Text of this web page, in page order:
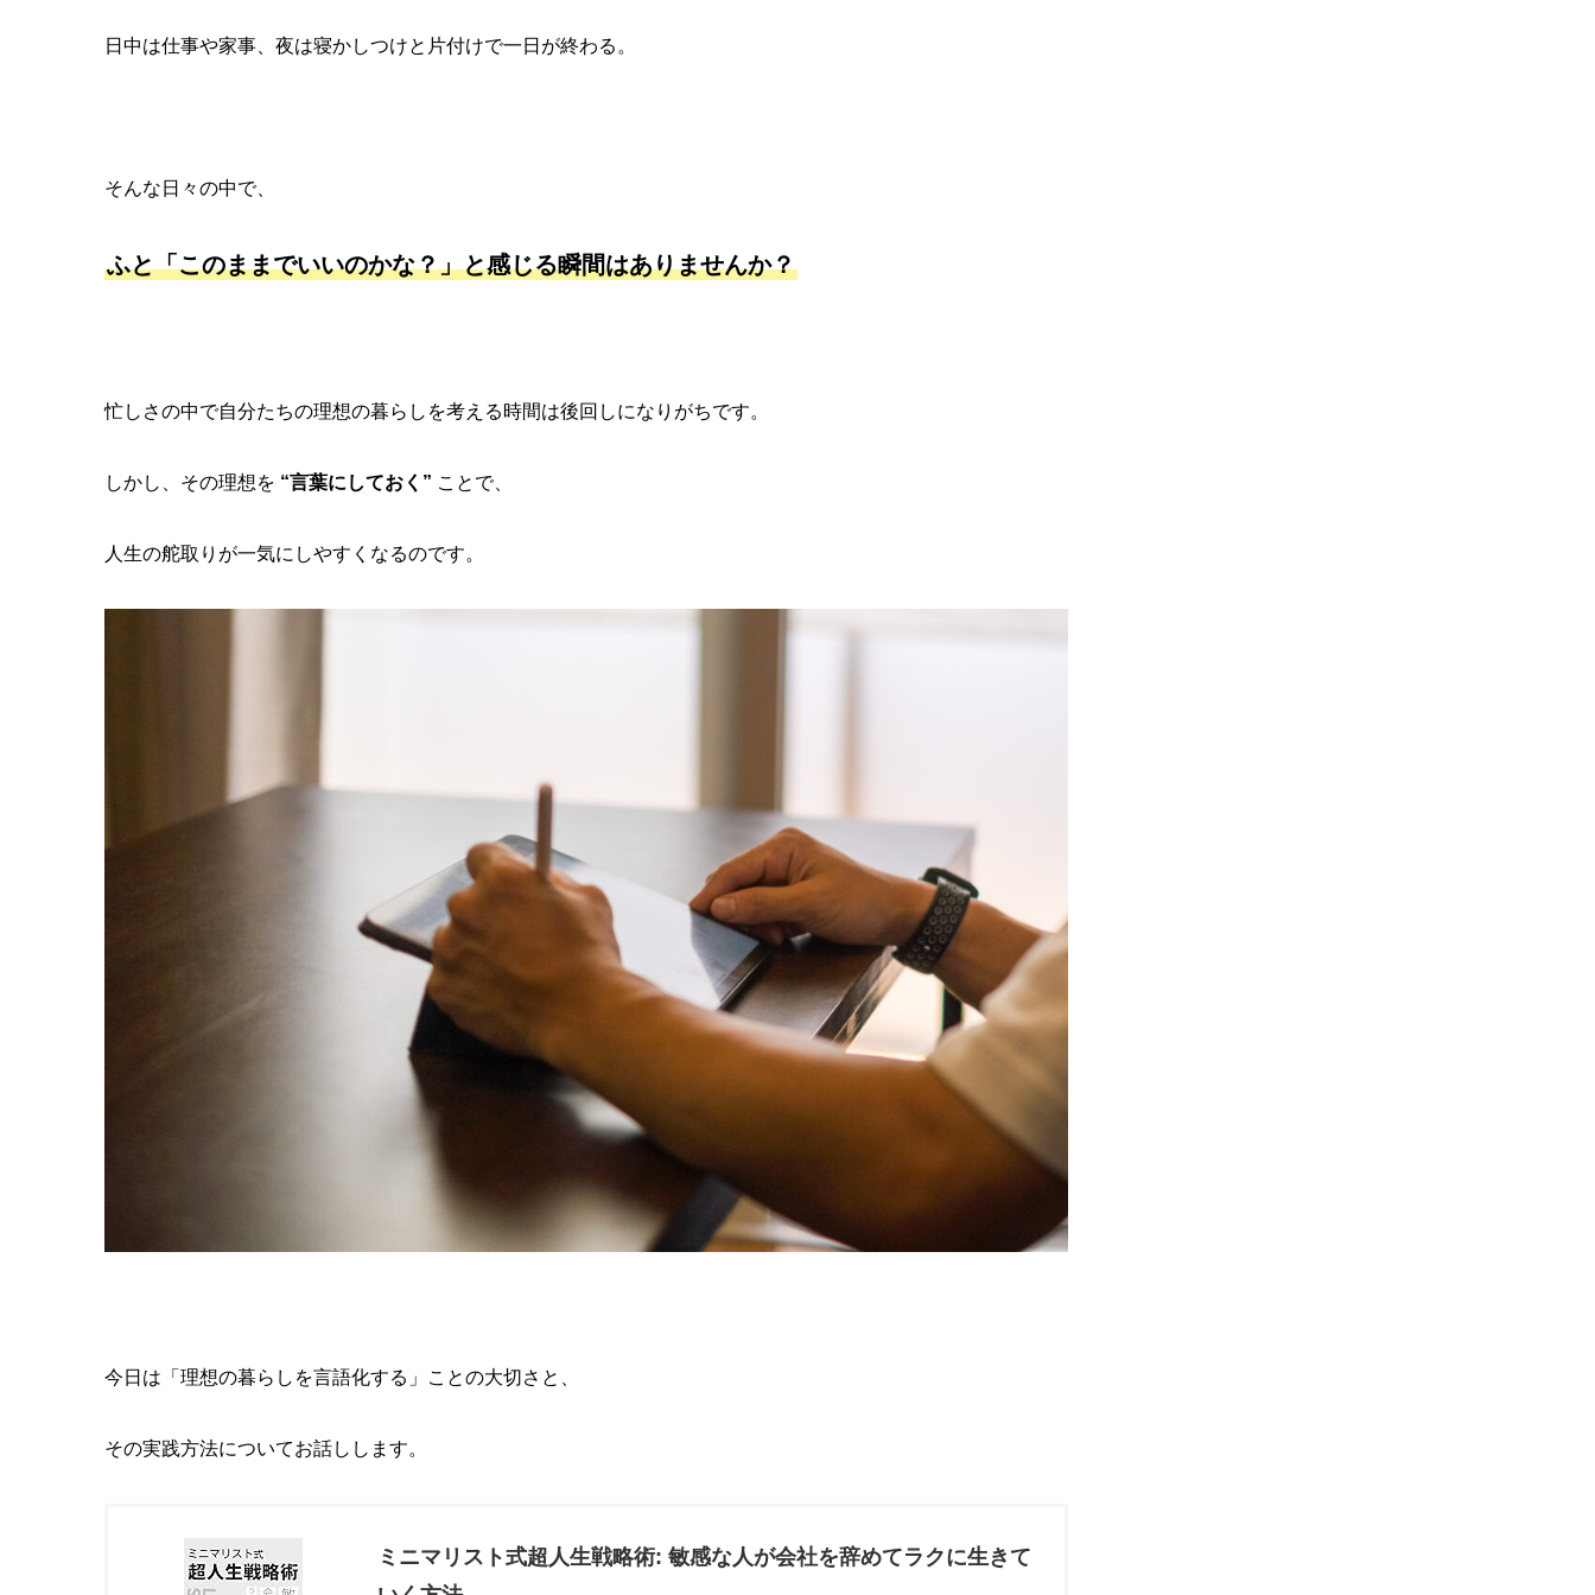
日中は仕事や家事、夜は寝かしつけと片付けで一日が終わる。
そんな日々の中で、
ふと「このままでいいのかな？」と感じる瞬間はありませんか？
忙しさの中で自分たちの理想の暮らしを考える時間は後回しになりがちです。
しかし、その理想を “言葉にしておく” ことで、
人生の舵取りが一気にしやすくなるのです。
今日は「理想の暮らしを言語化する」ことの大切さと、
その実践方法についてお話しします。
ミニマリスト式超人生戦略術: 敏感な人が会社を辞めてラクに生きて